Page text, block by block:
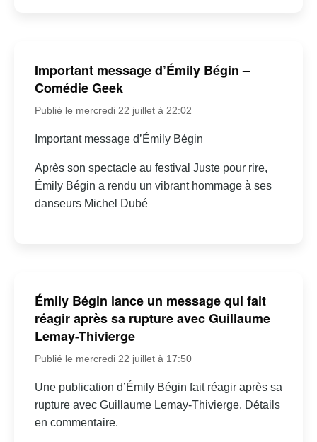
Important message d’Émily Bégin –
Comédie Geek
Publié le mercredi 22 juillet à 22:02
Important message d’Émily Bégin
Après son spectacle au festival Juste pour rire,
Émily Bégin a rendu un vibrant hommage à ses
danseurs Michel Dubé
Émily Bégin lance un message qui fait
réagir après sa rupture avec Guillaume
Lemay-Thivierge
Publié le mercredi 22 juillet à 17:50
Une publication d’Émily Bégin fait réagir après sa
rupture avec Guillaume Lemay-Thivierge. Détails
en commentaire.